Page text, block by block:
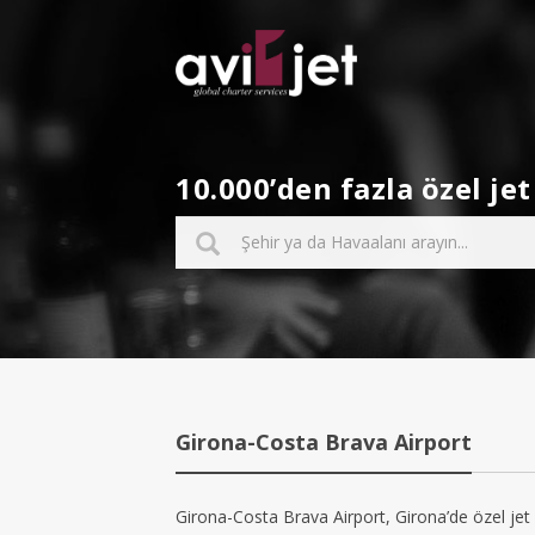
10.000’den fazla özel
Girona-Costa Brava Airport
Girona-Costa Brava Airport, Girona’de özel jet